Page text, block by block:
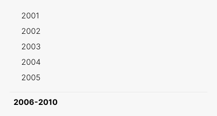
2001
2002
2003
2004
2005
2006-2010